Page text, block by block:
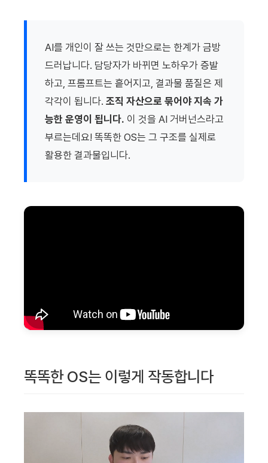
AI를 개인이 잘 쓰는 것만으로는 한계가 금방
드러납니다. 담당자가 바뀌면 노하우가 증발
하고, 프롬프트는 흩어지고, 결과물 품질은 제
각각이 됩니다. 조직 자산으로 묶어야 지속 가
능한 운영이 됩니다. 이 것을 AI 거버넌스라고
부르는데요! 똑똑한 OS는 그 구조를 실제로
활용한 결과물입니다.
똑똑한 OS는 이렇게 작동합니다